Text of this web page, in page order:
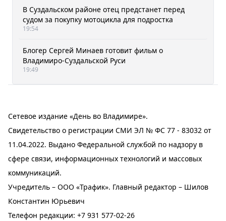
В Суздальском районе отец предстанет перед
судом за покупку мотоцикла для подростка
19:54
Блогер Сергей Минаев готовит фильм о
Владимиро-Суздальской Руси
19:49
Сетевое издание «День во Владимире».
Свидетельство о регистрации СМИ ЭЛ № ФС 77 - 83032 от
11.04.2022. Выдано Федеральной службой по надзору в
сфере связи, информационных технологий и массовых
коммуникаций.
Учредитель – ООО «Трафик». Главный редактор – Шилов
Константин Юрьевич
Телефон редакции: +7 931 577-02-26